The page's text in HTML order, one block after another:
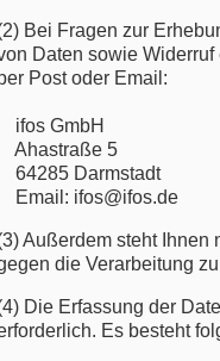
Bei Fragen zur
Daten sowie
Post oder Email:
ifos GmbH
Ahastraße 5
64285 Darmstadt
Email: ifos@ifos.de
Außerdem steht Ihnen
die Verarbeitung
Die Erfassung der
Es besteht